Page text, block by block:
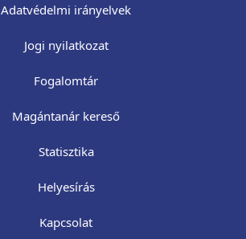
Adatvédelmi irányelvek
Jogi nyilatkozat
Fogalomtár
Magántanár kereső
Statisztika
Helyesírás
Kapcsolat